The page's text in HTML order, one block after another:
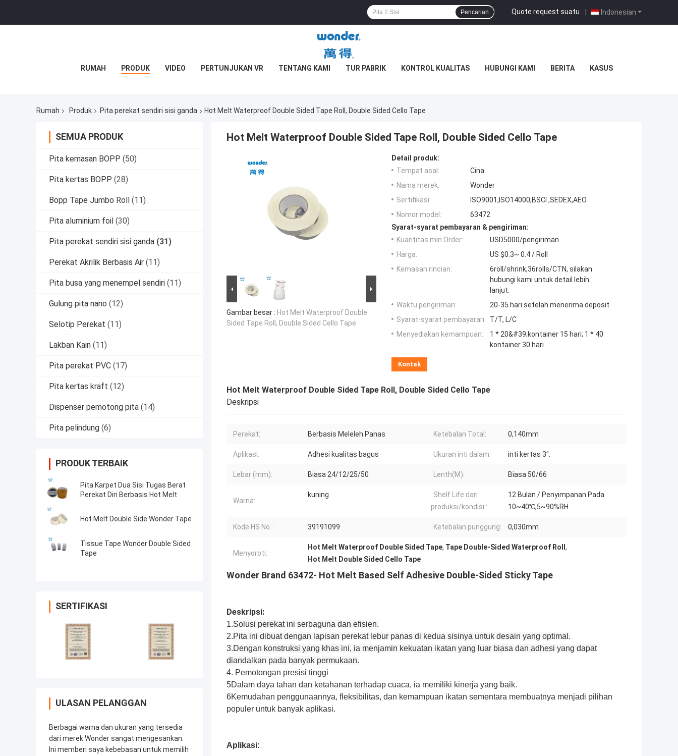
Indonesian
Quote request suatu |
Pencarian
RUMAH PRODUK VIDEO PERTUNJUKAN VR TENTANG KAMI TUR PABRIK KONTROL KUALITAS HUBUNGI KAMI BERITA KASUS
Rumah Produk Pita perekat sendiri sisi ganda Hot Melt Waterproof Double Sided Tape Roll, Double Sided Cello Tape
SEMUA PRODUK
Pita kemasan BOPP (50)
Pita kertas BOPP (28)
Bopp Tape Jumbo Roll (11)
Pita aluminium foil (30)
Pita perekat sendiri sisi ganda (31)
Perekat Akrilik Berbasis Air (11)
Pita busa yang menempel sendiri (11)
Gulung pita nano (12)
Selotip Perekat (11)
Lakban Kain (11)
Pita perekat PVC (17)
Pita kertas kraft (12)
Dispenser pemotong pita (14)
Pita pelindung (6)
PRODUK TERBAIK
Pita Karpet Dua Sisi Tugas Berat
Perekat Diri Berbasis Hot Melt
Hot Melt Double Side Wonder Tape
Tissue Tape Wonder Double Sided
Tape
SERTIFIKASI
ULASAN PELANGGAN
Berbagai warna dan ukuran yang tersedia
dari merek Wonder sangat mengesankan.
Ini memberi saya kebebasan untuk memilih
Hot Melt Waterproof Double Sided Tape Roll, Double Sided Cello Tape
Gambar besar : Hot Melt Waterproof Double
Sided Tape Roll, Double Sided Cello Tape
Detail produk:
Tempat asal:
Cina
Nama merek:
Wonder
Sertifikasi:
ISO9001,ISO14000,BSCI ,SEDEX,AEO
Nomor model:
63472
Syarat-syarat pembayaran & pengiriman:
Kuantitas min Order:
USD5000/pengiriman
Harga:
US $0.3~ 0.4 / Roll
Kemasan rincian:
6roll/shrink,36rolls/CTN, silakan
hubungi kami untuk detail lebih
lanjut.
Waktu pengiriman:
20-35 hari setelah menerima deposit
Syarat-syarat pembayaran:
T/T, L/C
Menyediakan kemampuan:
1 * 20&#39;kontainer 15 hari; 1 * 40
kontainer 30 hari
Kontak
Hot Melt Waterproof Double Sided Tape Roll, Double Sided Cello Tape
Deskripsi
Perekat: Berbasis Meleleh Panas Ketebalan Total: 0,140mm
Aplikasi: Adhesi kualitas bagus Ukuran inti dalam: inti kertas 3".
Lebar (mm): Biasa 24/12/25/50 Lenth(M): Biasa 50/66
Warna:
kuning
Shelf Life dari
produksi/kondisi::
12 Bulan / Penyimpanan Pada
10~40℃,5~90%RH
Kode HS No.: 39191099 Ketebalan punggung: 0,030mm
Menyoroti:
Hot Melt Waterproof Double Sided Tape, Tape Double-Sided Waterproof Roll ,
Hot Melt Double Sided Cello Tape
Wonder Brand 63472- Hot Melt Based Self Adhesive Double-Sided Sticky Tape
Deskripsi:
1.Solusi perekat ini serbaguna dan efisien.
2.Pita ini dibuat dengan lapisan perekat lebur panas di kedua sisinya untuk desain yang optimal.
3.Dengan konstruksi yang khas ini, ia menjamin kekuatan ikatan yang luar biasa dan adhesi yang dapat
diandalkan pada banyak permukaan.
4. Pemotongan presisi tinggi
5Dalam daya tahan dan ketahanan terhadap cuaca, ia memiliki kinerja yang baik.
6Kemudahan penggunaannya, fleksibilitas, dan kemampuan ikatan sementara membuatnya menjadi pilihan
populer untuk banyak aplikasi.
Aplikasi: